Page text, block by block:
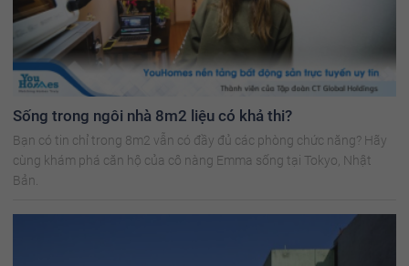
Sống trong ngôi nhà 8m2 liệu có khả thi?
Bạn có tin chỉ trong 8m2 vẫn có đầy đủ các phòng chức năng? Hãy
cùng khám phá căn hộ của cô nàng Emma sống tại Tokyo, Nhật
Bản.